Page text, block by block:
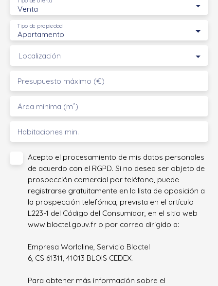
Venta
Apartamento
Tipo de propiedad
Localización
Presupuesto máximo (€)
Área mínima (m²)
Habitaciones min.
Acepto el procesamiento de mis datos personales
de acuerdo con el RGPD. Si no desea ser objeto de
prospección comercial por teléfono, puede
registrarse gratuitamente en la lista de oposición a
la prospección telefónica, prevista en el artículo
L223-1 del Código del Consumidor, en el sitio web
www.bloctel.gouv.fr o por correo dirigido a:
Empresa Worldline, Servicio Bloctel
6, CS 61311, 41013 BLOIS CEDEX.
Para obtener más información sobre el